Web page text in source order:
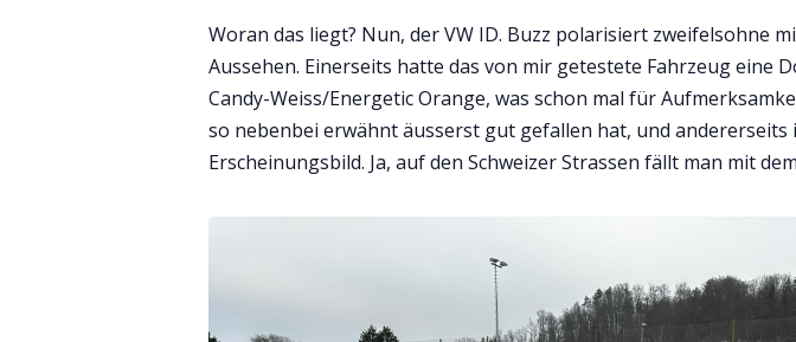
Woran das liegt? Nun, der VW ID. Buzz polarisiert zweifelsohne
Aussehen. Einerseits hatte das von mir getestete Fahrzeug eine
Candy-Weiss/Energetic Orange, was schon mal für
so nebenbei erwähnt äusserst gut gefallen hat, und andererseits
Erscheinungsbild. Ja, auf den Schweizer Strassen fällt man mit